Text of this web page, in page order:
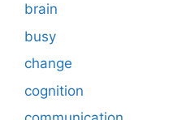
brain
busy
change
cognition